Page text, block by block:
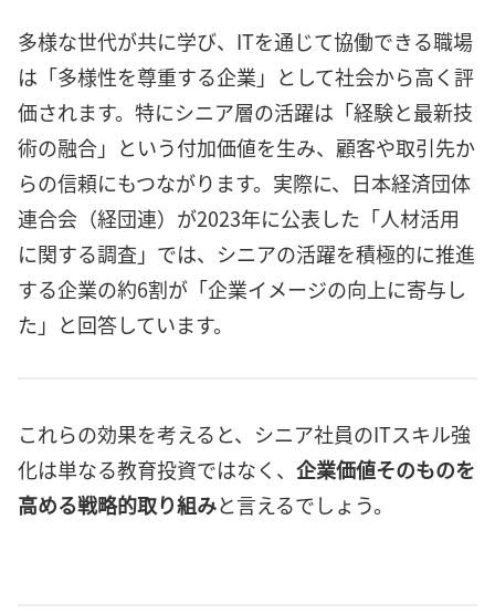
多様な世代が共に学び、ITを通じて協働できる職場
は「多様性を尊重する企業」として社会から高く評
価されます。特にシニア層の活躍は「経験と最新技
術の融合」という付加価値を生み、顧客や取引先か
らの信頼にもつながります。実際に、日本経済団体
連合会（経団連）が2023年に公表した「人材活用
に関する調査」では、シニアの活躍を積極的に推進
する企業の約6割が「企業イメージの向上に寄与し
た」と回答しています。
これらの効果を考えると、シニア社員のITスキル強
化は単なる教育投資ではなく、 企業価値そのものを
高める戦略的取り組みと言えるでしょう。